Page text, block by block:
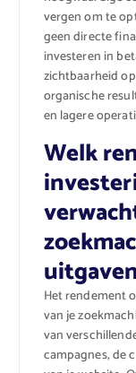
vergen om te
geen directe
investeren in
zichtbaarheid
organische
en lagere
Welk
Het rendement
van je
van
campagnes, de